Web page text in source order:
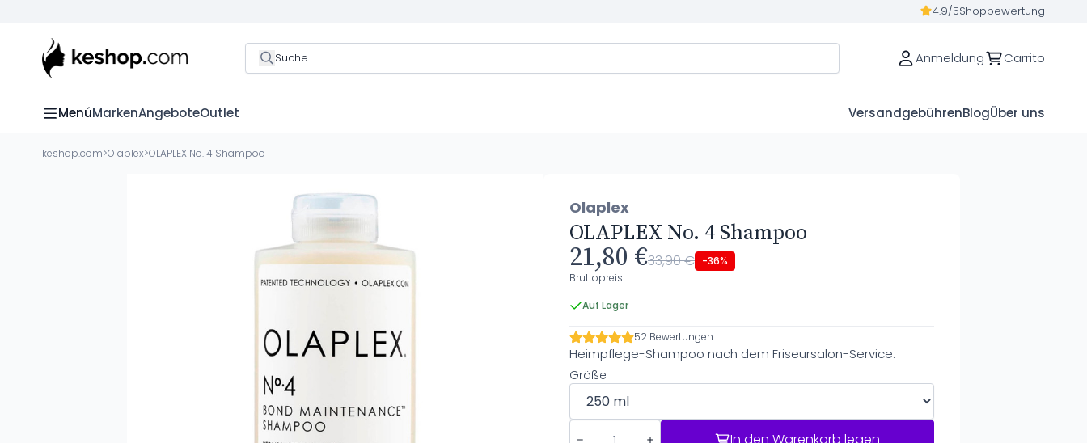
4.9/5Shopbewertung
Suche Anmeldung Carrito
MenúMarkenAngeboteOutlet VersandgebührenBlogÜber uns
keshop.com>Olaplex>OLAPLEX No. 4 Shampoo
Olaplex
OLAPLEX No. 4 Shampoo
21,80 €33,90 € -36%
Bruttopreis
Auf Lager
52 Bewertungen
Heimpflege-Shampoo nach dem Friseursalon-Service.
Größe